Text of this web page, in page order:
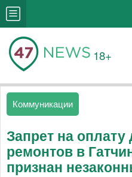
18+
Коммуникации
Запрет на
ремонтов в
признан